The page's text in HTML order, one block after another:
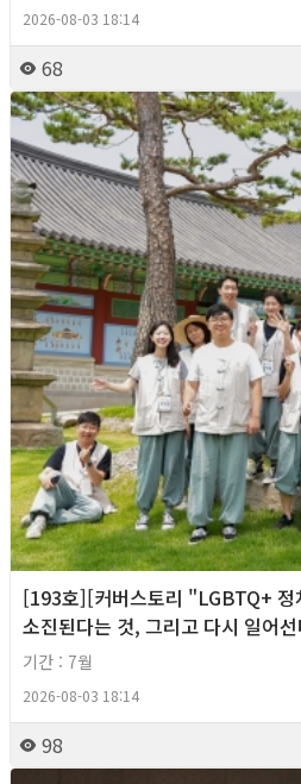
2026-08-03 18:14
68
[193호][커버스토리 "LGBTQ+
소진된다는 것, 그리고 다시 일어
기간 : 7월
2026-08-03 18:14
98